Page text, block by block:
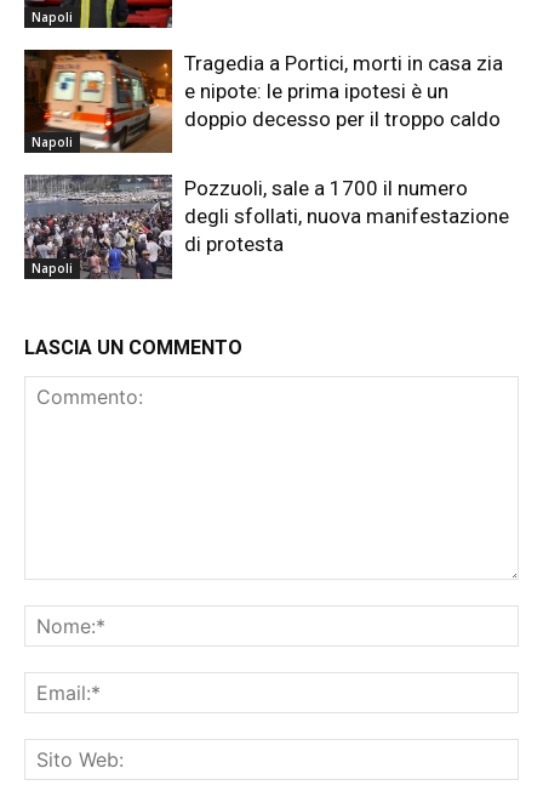
Napoli
Napoli
Tragedia a Portici, morti in casa zia
e nipote: le prima ipotesi è un
doppio decesso per il troppo caldo
Napoli
Pozzuoli, sale a 1700 il numero
degli sfollati, nuova manifestazione
di protesta
LASCIA UN COMMENTO